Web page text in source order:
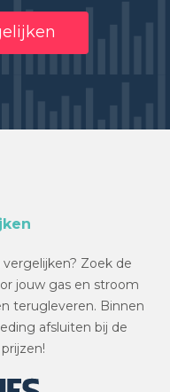
Zoek de
jouw gas en stroom
terugleveren. Binnen
afsluiten bij de